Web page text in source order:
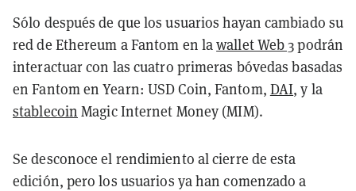
Sólo después de que los usuarios hayan cambiado su
red de Ethereum a Fantom en lawallet Web 3podrán
interactuar con las cuatro primeras bóvedas basadas
en Fantom en Yearn: USD Coin, Fantom, DAI, y la
stablecoin Magic Internet Money (MIM).
Se desconoce el rendimiento al cierre de esta
edición, pero los usuarios ya han comenzado a